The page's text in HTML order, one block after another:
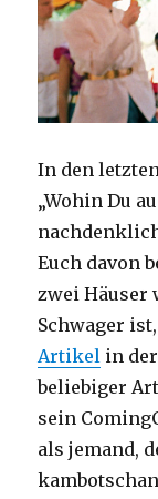
In den
„Wohin Du
Euch davon
zwei Häuser
Schwager
Artikel in
beliebiger
sein
als jemand,